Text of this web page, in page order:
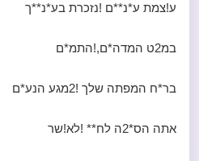
ע!צמת ע*נ**ם !נזכרת בע*נ**ך
במ2ט המדה*ם,!התמ*ם
בר*ח המפתה שלך !2מגע הנע*ם
אתה הס*2ה לח** !לא!שר